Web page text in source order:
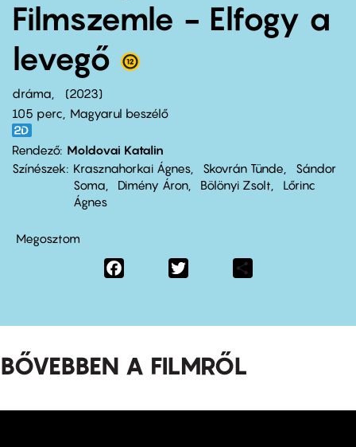
Filmszemle - Elfogy a
levegő
dráma
2023
105 perc,
Magyarul beszélő
Rendező Moldovai Katalin
Színészek
Krasznahorkai Ágnes Skovrán Tünde
Sándor
Soma
Dimény Áron Bölönyi Zsolt
Lőrinc
Ágnes
Megosztom
Facebook
BŐVEBBEN A FILMRŐL